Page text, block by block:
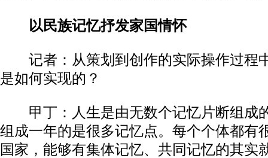
以民族记忆抒发家国情怀
记者：从策划到创作的实际操作过程
是如何实现的？
甲丁：人生是由无数个记忆片断组成
组成一年的是很多记忆点。每个个体都有
国家，能够有集体记忆、共同记忆的其实